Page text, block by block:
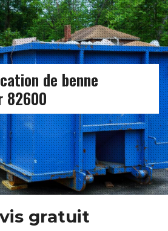
de benne
82600
gratuit